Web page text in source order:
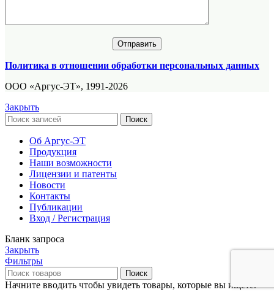
Политика в отношении обработки персональных данных
ООО «Аргус-ЭТ», 1991-2026
Закрыть
Поиск
Об Аргус-ЭТ
Продукция
Наши возможности
Лицензии и патенты
Новости
Контакты
Публикации
Вход / Регистрация
Бланк запроса
Закрыть
Фильтры
Поиск
Начните вводить чтобы увидеть товары, которые вы ищете.